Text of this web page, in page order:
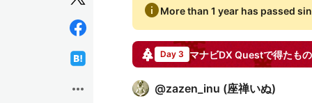
more_horiz
infoMore than 1 year has passed
Day 3 マナビDX Questで得たもの
@zazen_inu (座禅いぬ)